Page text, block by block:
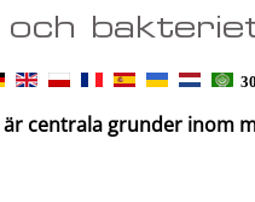
centrala grunder inom